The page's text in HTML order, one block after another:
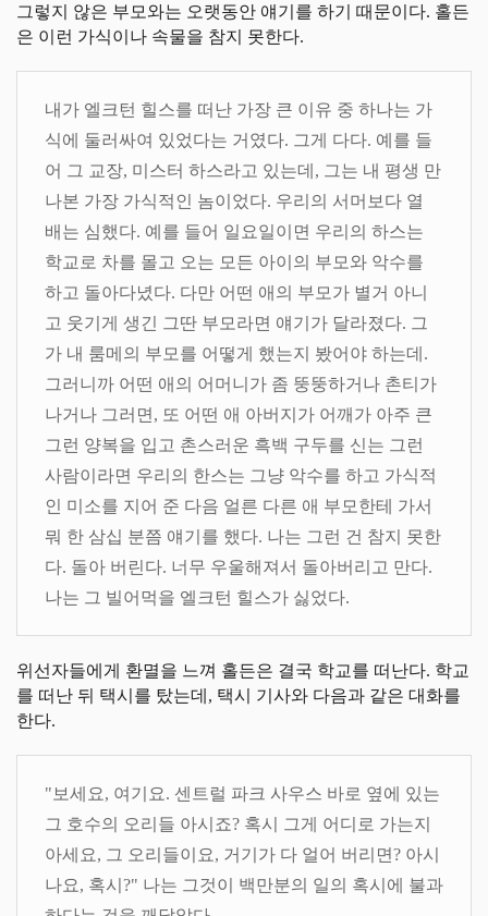
그렇지 않은 부모와는 오랫동안 얘기를 하기 때문이다. 홀든
은 이런 가식이나 속물을 참지 못한다.
내가 엘크턴 힐스를 떠난 가장 큰 이유 중 하나는 가
식에 둘러싸여 있었다는 거였다. 그게 다다. 예를 들
어 그 교장, 미스터 하스라고 있는데, 그는 내 평생 만
나본 가장 가식적인 놈이었다. 우리의 서머보다 열
배는 심했다. 예를 들어 일요일이면 우리의 하스는
학교로 차를 몰고 오는 모든 아이의 부모와 악수를
하고 돌아다녔다. 다만 어떤 애의 부모가 별거 아니
고 웃기게 생긴 그딴 부모라면 얘기가 달라졌다. 그
가 내 룸메의 부모를 어떻게 했는지 봤어야 하는데.
그러니까 어떤 애의 어머니가 좀 뚱뚱하거나 촌티가
나거나 그러면, 또 어떤 애 아버지가 어깨가 아주 큰
그런 양복을 입고 촌스러운 흑백 구두를 신는 그런
사람이라면 우리의 한스는 그냥 악수를 하고 가식적
인 미소를 지어 준 다음 얼른 다른 애 부모한테 가서
뭐 한 삼십 분쯤 얘기를 했다. 나는 그런 건 참지 못한
다. 돌아 버린다. 너무 우울해져서 돌아버리고 만다.
나는 그 빌어먹을 엘크턴 힐스가 싫었다.
위선자들에게 환멸을 느껴 홀든은 결국 학교를 떠난다. 학교
를 떠난 뒤 택시를 탔는데, 택시 기사와 다음과 같은 대화를
한다.
"보세요, 여기요. 센트럴 파크 사우스 바로 옆에 있는
그 호수의 오리들 아시죠? 혹시 그게 어디로 가는지
아세요, 그 오리들이요, 거기가 다 얼어 버리면? 아시
나요, 혹시?" 나는 그것이 백만분의 일의 혹시에 불과